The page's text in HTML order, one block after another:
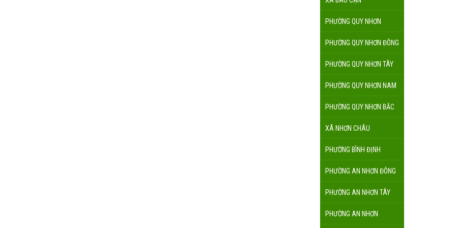
PHƯỜNG QUY NHƠN
PHƯỜNG QUY NHƠN ĐÔNG
PHƯỜNG QUY NHƠN TÂY
PHƯỜNG QUY NHƠN NAM
PHƯỜNG QUY NHƠN BẮC
XÃ NHƠN CHÂU
PHƯỜNG BÌNH ĐỊNH
PHƯỜNG AN NHƠN ĐÔNG
PHƯỜNG AN NHƠN TÂY
PHƯỜNG AN NHƠN